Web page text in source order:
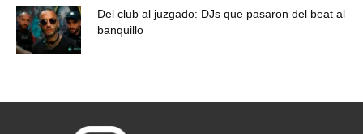
Del club al juzgado: DJs que pasaron del beat al
banquillo